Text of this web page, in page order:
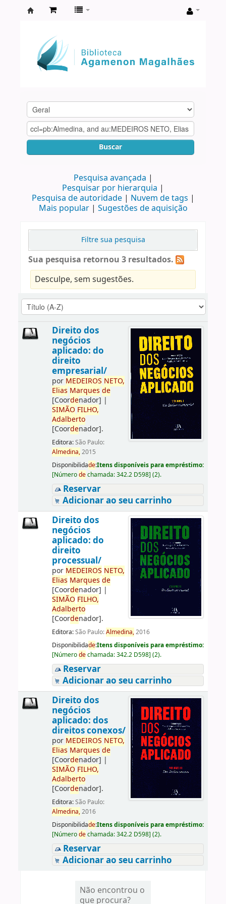
Agamenon
Magalhães
Buscar
Pesquisa avançada
Pesquisar por hierarquia
Pesquisa de autoridade
Nuvem de tags
Mais popular
Sugestões de aquisição
Filtre sua pesquisa
Sua pesquisa retornou 3 resultados.
Desculpe, sem sugestões.
Direito dos
negócios
aplicado: do
direito
empresarial/
por MEDEIROS NETO,
Elias Marques de
[Coordenador] |
SIMÃO FILHO,
Adalberto
[Coordenador].
Editora:São Paulo:
Almedina,2015
Disponibilidade:Itens disponíveis para empréstimo:
[Númerodechamada:342.2 D598] (2).
Reservar
Adicionar ao seu carrinho
Direito dos
negócios
aplicado: do
direito
processual/
por MEDEIROS NETO,
Elias Marques de
[Coordenador] |
SIMÃO FILHO,
Adalberto
[Coordenador].
Editora:São Paulo:Almedina,2016
Disponibilidade:Itens disponíveis para empréstimo:
[Númerodechamada:342.2 D598] (2).
Reservar
Adicionar ao seu carrinho
Direito dos
negócios
aplicado: dos
direitos conexos/
por MEDEIROS NETO,
Elias Marques de
[Coordenador] |
SIMÃO FILHO,
Adalberto
[Coordenador].
Editora:São Paulo:
Almedina,2016
Disponibilidade:Itens disponíveis para empréstimo:
[Númerodechamada:342.2 D598] (2).
Reservar
Adicionar ao seu carrinho
Não encontrou o
que procura?